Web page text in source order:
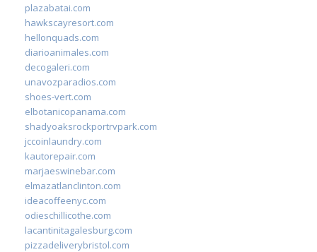
plazabatai.com
hawkscayresort.com
hellonquads.com
diarioanimales.com
decogaleri.com
unavozparadios.com
shoes-vert.com
elbotanicopanama.com
shadyoaksrockportrvpark.com
jccoinlaundry.com
kautorepair.com
marjaeswinebar.com
elmazatlanclinton.com
ideacoffeenyc.com
odieschillicothe.com
lacantinitagalesburg.com
pizzadeliverybristol.com